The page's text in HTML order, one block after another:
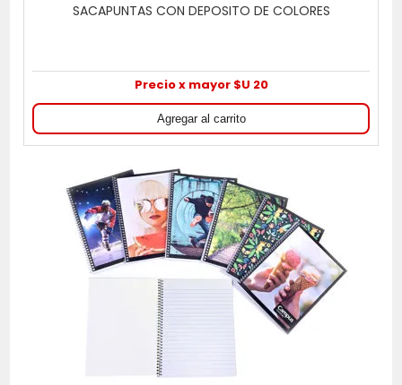
SACAPUNTAS CON DEPOSITO DE COLORES
Precio x mayor $U 20